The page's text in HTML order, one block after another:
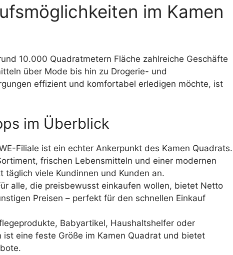
im Kamen
10.000 Quadratmetern Fläche zahlreiche Geschäfte
über Mode bis hin zu Drogerie- und
effizient und komfortabel erledigen möchte, ist
im Überblick
Filiale ist ein echter Ankerpunkt des Kamen Quadrats.
frischen Lebensmitteln und einer modernen
täglich viele Kundinnen und Kunden an.
alle, die preisbewusst einkaufen wollen, bietet Netto
Preisen – perfekt für den schnellen Einkauf
Babyartikel, Haushaltshelfer oder
ist eine feste Größe im Kamen Quadrat und bietet